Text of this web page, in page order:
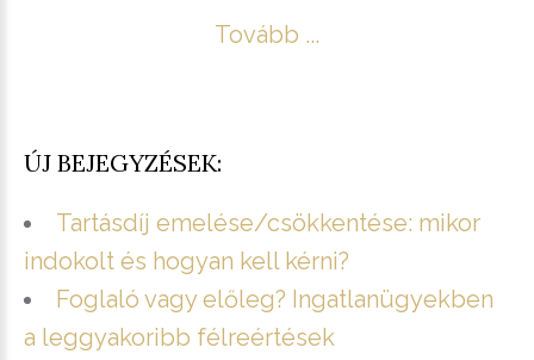
Tovább ...
ÚJ BEJEGYZÉSEK:
Tartásdíj emelése/csökkentése: mikor
indokolt és hogyan kell kérni?
Foglaló vagy előleg? Ingatlanügyekben
a leggyakoribb félreértések